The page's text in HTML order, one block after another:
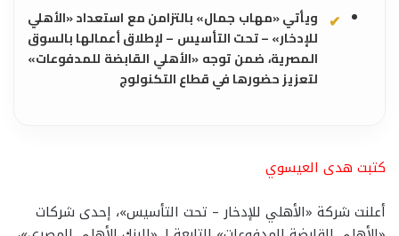
ويأتي «مهاب جمال» بالتزامن مع استعداد «الأهلي
للإدخار» – تحت التأسيس – لإطلاق أعمالها بالسوق
المصرية، ضمن توجه «الأهلي القابضة للمدفوعات»
لتعزيز حضورها في قطاع التكنولوج
كتبت هدى العيسوي
أعلنت شركة «الأهلي للإدخار – تحت التأسيس»، إحدى شركات